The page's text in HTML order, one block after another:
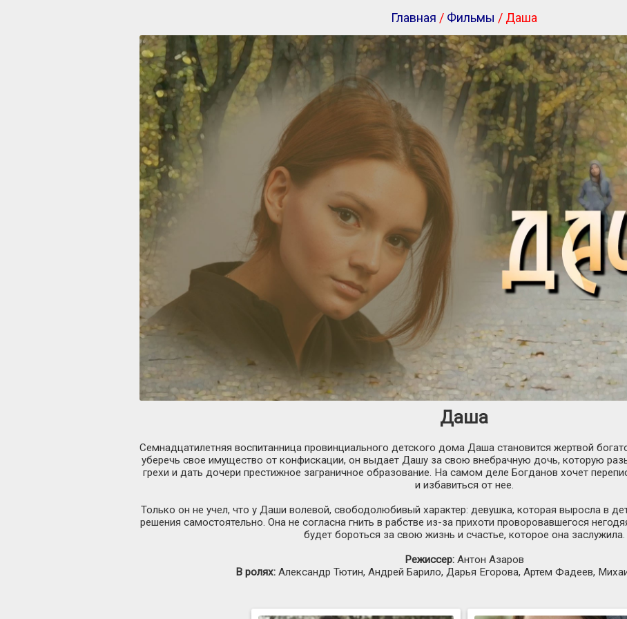
Главная / Фильмы / Даша
Даша
Семнадцатилетняя воспитанница провинциального детского дома Даша становится жертвой
уберечь свое имущество от конфискации, он выдает Дашу за свою внебрачную дочь, которую
грехи и дать дочери престижное заграничное образование. На самом деле Богданов хочет
и избавиться от нее.
Только он не учел, что у Даши волевой, свободолюбивый характер: девушка, которая выросла в
решения самостоятельно. Она не согласна гнить в рабстве из-за прихоти проворовавшегося
будет бороться за свою жизнь и счастье, которое она заслужила.
Режиссер: Антон Азаров
В ролях:Александр Тютин, Андрей Барило, Дарья Егорова, Артем Фадеев,